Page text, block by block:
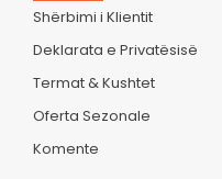
Shërbimi i Klientit
Deklarata e Privatësisë
Termat & Kushtet
Oferta Sezonale
Komente